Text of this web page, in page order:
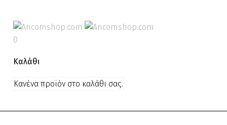
0
Καλάθι
Κανένα προϊόν στο καλάθι σας.